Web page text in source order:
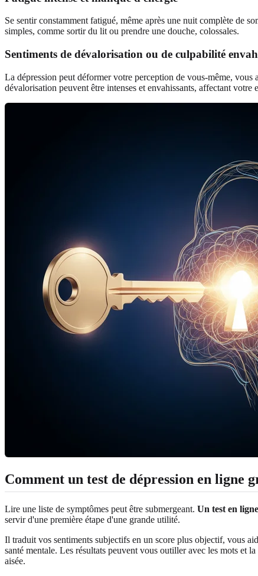
Se sentir constamment fatigué, même après une nuit complète de
simples, comme sortir du lit ou prendre une douche, colossales.
Sentiments de dévalorisation ou de culpabilité
La dépression peut déformer votre perception de vous-même, vous
dévalorisation peuvent être intenses et envahissants, affectant
Comment un test de dépression en
Lire une liste de symptômes peut être submergeant. Un test en
servir d'une première étape d'une grande utilité.
Il traduit vos sentiments subjectifs en un score plus objectif, vous
santé mentale. Les résultats peuvent vous outiller avec les mots et
aisée.